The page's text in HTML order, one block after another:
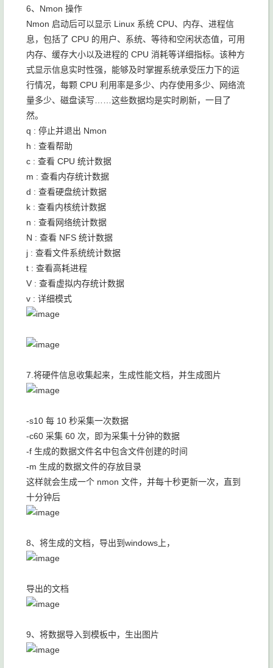
6、Nmon 操作
Nmon 启动后可以显示 Linux 系统 CPU、内存、进程信
息，包括了 CPU 的用户、系统、等待和空闲状态值，可用
内存、缓存大小以及进程的 CPU 消耗等详细指标。该种方
式显示信息实时性强，能够及时掌握系统承受压力下的运
行情况，每颗 CPU 利用率是多少、内存使用多少、网络流
量多少、磁盘读写……这些数据均是实时刷新，一目了
然。
q : 停止并退出 Nmon
h : 查看帮助
c : 查看 CPU 统计数据
m : 查看内存统计数据
d : 查看硬盘统计数据
k : 查看内核统计数据
n : 查看网络统计数据
N : 查看 NFS 统计数据
j : 查看文件系统统计数据
t : 查看高耗进程
V : 查看虚拟内存统计数据
v : 详细模式
7.将硬件信息收集起来，生成性能文档，并生成图片
-s10 每 10 秒采集一次数据
-c60 采集 60 次，即为采集十分钟的数据
-f 生成的数据文件名中包含文件创建的时间
-m 生成的数据文件的存放目录
这样就会生成一个 nmon 文件，并每十秒更新一次，直到
十分钟后
8、将生成的文档，导出到windows上，
导出的文档
9、将数据导入到模板中，生出图片